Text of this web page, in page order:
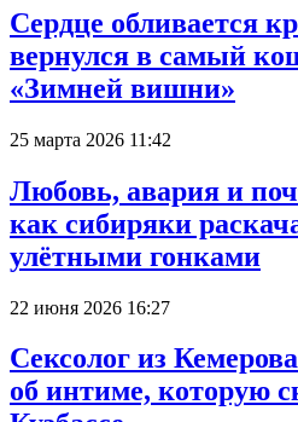
Сердце обливается
вернулся в самый
«Зимней вишни»
25 марта 2026 11:42
Любовь, авария и
как сибиряки
улётными гонками
22 июня 2026 16:27
Сексолог из
об интиме, которую